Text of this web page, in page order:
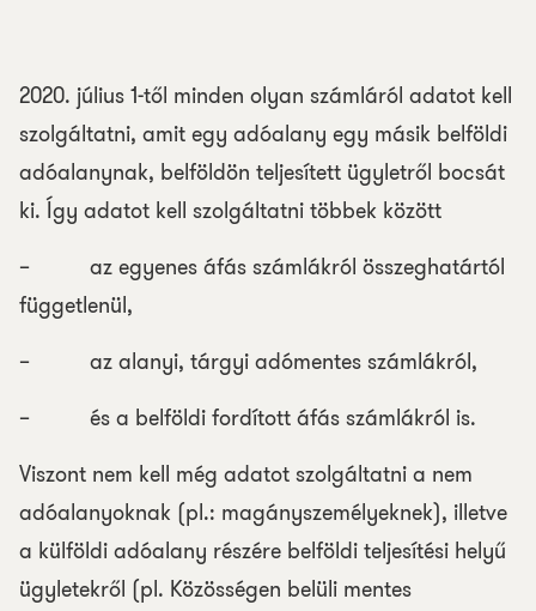
2020. július 1-től minden olyan számláról adatot kell
szolgáltatni, amit egy adóalany egy másik belföldi
adóalanynak, belföldön teljesített ügyletről bocsát
ki. Így adatot kell szolgáltatni többek között
– az egyenes áfás számlákról összeghatártól
függetlenül,
– az alanyi, tárgyi adómentes számlákról,
– és a belföldi fordított áfás számlákról is.
Viszont nem kell még adatot szolgáltatni a nem
adóalanyoknak (pl.: magányszemélyeknek), illetve
a külföldi adóalany részére belföldi teljesítési helyű
ügyletekről (pl. Közösségen belüli mentes